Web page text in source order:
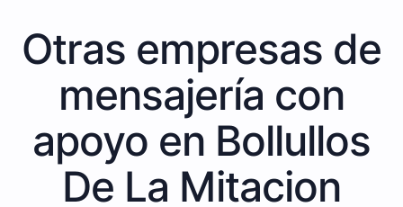
Otras empresas de
mensajería con
apoyo en Bollullos
De La Mitacion